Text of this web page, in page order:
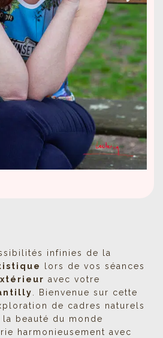
infinies de la
lors de vos séances
avec votre
. Bienvenue sur cette
de cadres naturels
beauté du monde
harmonieusement avec